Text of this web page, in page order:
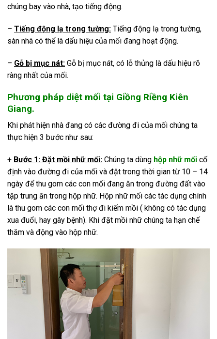
chúng bay vào nhà, tạo tiếng động.
– Tiếng động lạ trong tường: Tiếng động lạ trong tường,
sàn nhà có thể là dấu hiệu của mối đang hoạt động.
– Gỗ bị mục nát: Gỗ bị mục nát, có lỗ thủng là dấu hiệu rõ
ràng nhất của mối.
Phương pháp diệt mối tại Giồng Riềng Kiên
Giang.
Khi phát hiện nhà đang có các đường đi của mối chúng ta
thực hiện 3 bước như sau:
+ Bước 1: Đặt mồi nhữ mối: Chúng ta dùng hộp nhữ mối cố
định vào đường đi của mối và đặt trong thời gian từ 10 – 14
ngày để thu gom các con mối đang ăn trong đường đất vào
tập trung ăn trong hộp nhữ. Hộp nhữ mối các tác dụng chính
là thu gom các con mối thợ đi kiếm mồi ( không có tác dụng
xua đuổi, hay gây bệnh). Khi đặt mồi nhữ chúng ta hạn chế
thăm và động vào hộp nhữ.